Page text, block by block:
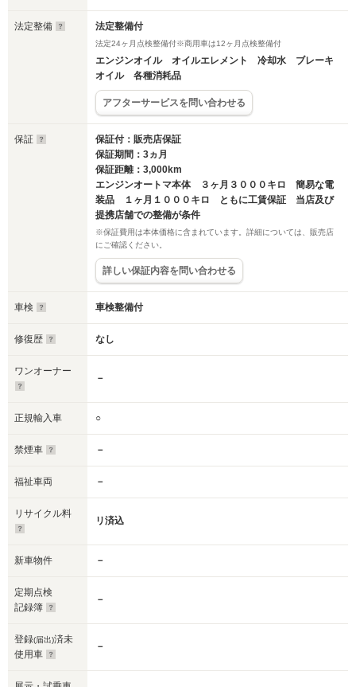
法定整備 法定整備付
法定24ヶ月点検整備付※商用車は12ヶ月点検整備付
エンジンオイル オイルエレメント 冷却水 ブレーキ
オイル 各種消耗品
アフターサービスを問い合わせる
保証
保証付：販売店保証
保証期間：3ヵ月
保証距離：3,000km
エンジンオートマ本体 ３ヶ月３０００キロ 簡易な電
装品 １ヶ月１０００キロ ともに工賃保証 当店及び
提携店舗での整備が条件
※保証費用は本体価格に含まれています。詳細については、販売店
にご確認ください。
詳しい保証内容を問い合わせる
車検 車検整備付
修復歴 なし
ワンオーナー
－
正規輸入車 ○
禁煙車 －
福祉車両 －
リサイクル料
リ済込
新車物件 －
定期点検
記録簿
－
登録(届出)済未
使用車
－